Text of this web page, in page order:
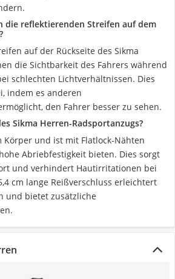
die reflektierenden Streifen auf dem
auf der Rückseite des Sikma
die Sichtbarkeit des Fahrers während
schlechten Lichtverhältnissen. Dies
indem es anderen
den Fahrer besser zu sehen.
Sikma Herren-Radsportanzugs?
Körper und ist mit Flatlock-Nähten
Abriebfestigkeit bieten. Dies sorgt
und verhindert Hautirritationen bei
cm lange Reißverschluss erleichtert
und bietet zusätzliche